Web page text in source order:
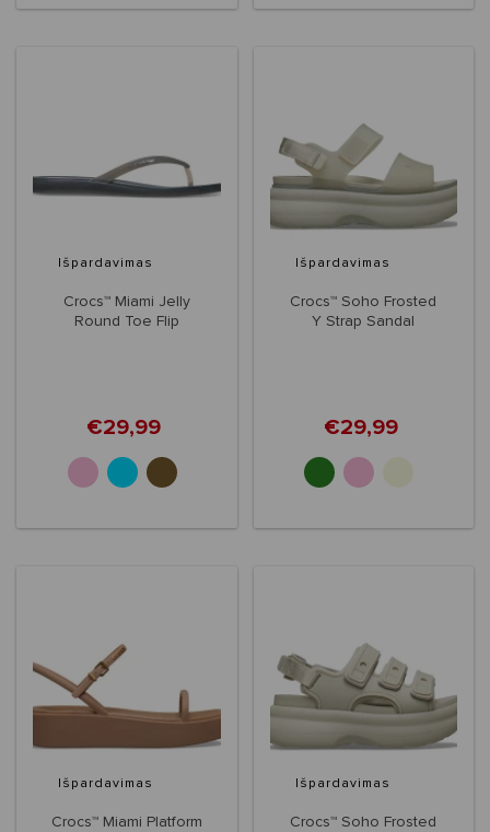
Išpardavimas
Crocs™ Miami Jelly
Round Toe Flip
€29,99
Išpardavimas
Crocs™ Soho Frosted
Y Strap Sandal
€29,99
Išpardavimas
Crocs™ Miami Platform
Išpardavimas
Crocs™ Soho Frosted